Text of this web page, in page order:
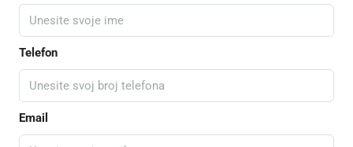
Telefon
Email